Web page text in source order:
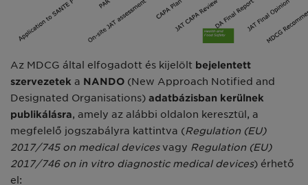
Az MDCG által elfogadott és kijelölt bejelentett
szervezetek a NANDO (New Approach Notified and
Designated Organisations) adatbázisban kerülnek
publikálásra, amely az alábbi oldalon keresztül, a
megfelelő jogszabályra kattintva (Regulation (EU)
2017/745 on medical devicesvagy Regulation (EU)
2017/746 on in vitro diagnostic medical devices) érhető
el: